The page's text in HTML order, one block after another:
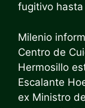
fugitivo
Milenio
Centro de
Hermosillo
Escalante
ex Ministro